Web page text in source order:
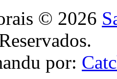
© 2026
por: